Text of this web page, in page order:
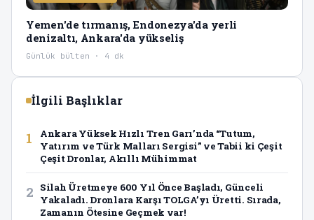
Yemen'de tırmanış, Endonezya'da yerli
denizaltı, Ankara'da yükseliş
Günlük bülten · 4 dk
İlgili Başlıklar
1
Ankara Yüksek Hızlı Tren Garı’nda “Tutum,
Yatırım ve Türk Malları Sergisi” ve Tabii ki Çeşit
Çeşit Dronlar, Akıllı Mühimmat
2
Silah Üretmeye 600 Yıl Önce Başladı, Günceli
Yakaladı. Dronlara Karşı TOLGA’yı Üretti. Sırada,
Zamanın Ötesine Geçmek var!